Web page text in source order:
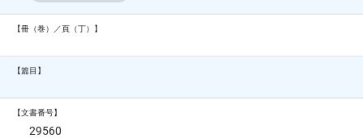
【冊（巻）／頁（丁）】
【篇目】
【文書番号】
29560